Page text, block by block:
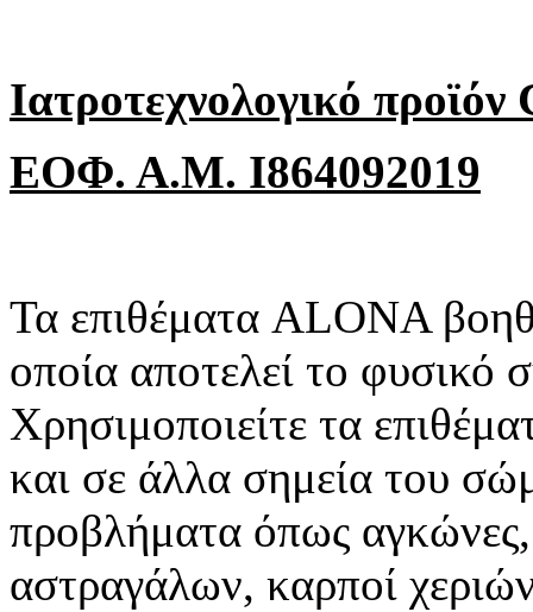
Ιατροτεχνολογικό προϊόν
ΕΟΦ. Α.Μ. Ι864092019
Τα επιθέματα ALONA
οποία αποτελεί το φυσικό
Χρησιμοποιείτε τα
και σε άλλα σημεία του
προβλήματα όπως αγκώνες,
αστραγάλων, καρποί